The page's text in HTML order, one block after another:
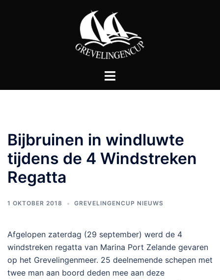
Toggle
Bijbruinen in windluwte
tijdens de 4 Windstreken
Regatta
1 OKTOBER 2018 GREVELINGENCUP NIEUWS
Afgelopen zaterdag (29 september) werd de 4
windstreken regatta van Marina Port Zelande gevaren
op het Grevelingenmeer. 25 deelnemende schepen met
twee man aan boord deden mee aan deze